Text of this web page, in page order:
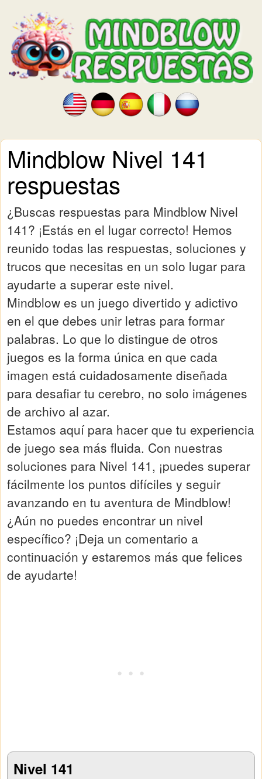
Mindblow Nivel 141
respuestas
¿Buscas respuestas para Mindblow Nivel
141? ¡Estás en el lugar correcto! Hemos
reunido todas las respuestas, soluciones y
trucos que necesitas en un solo lugar para
ayudarte a superar este nivel.
Mindblow es un juego divertido y adictivo
en el que debes unir letras para formar
palabras. Lo que lo distingue de otros
juegos es la forma única en que cada
imagen está cuidadosamente diseñada
para desafiar tu cerebro, no solo imágenes
de archivo al azar.
Estamos aquí para hacer que tu experiencia
de juego sea más fluida. Con nuestras
soluciones para Nivel 141, ¡puedes superar
fácilmente los puntos difíciles y seguir
avanzando en tu aventura de Mindblow!
¿Aún no puedes encontrar un nivel
específico? ¡Deja un comentario a
continuación y estaremos más que felices
de ayudarte!
Nivel 141